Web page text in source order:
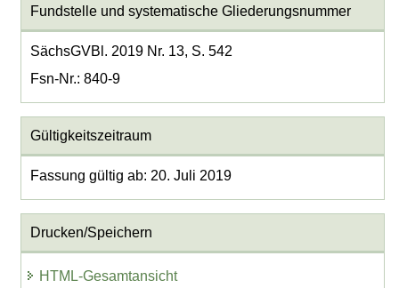
Fundstelle und systematische Gliederungsnummer
SächsGVBl. 2019 Nr. 13, S. 542
Fsn-Nr.: 840-9
Gültigkeitszeitraum
Fassung gültig ab: 20. Juli 2019
Drucken/Speichern
HTML-Gesamtansicht